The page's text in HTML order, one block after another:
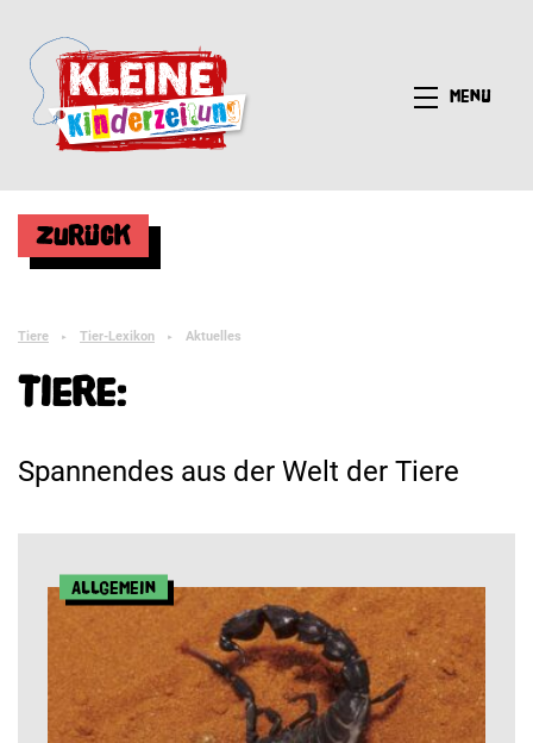
Menü
Zurück
Tiere ► Tier-Lexikon ► Aktuelles
Tiere:
Spannendes aus der Welt der Tiere
Allgemein